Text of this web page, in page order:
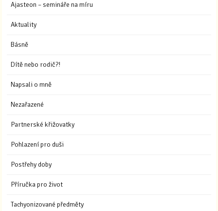
Ajasteon – semináře na míru
Aktuality
Básně
Dítě nebo rodič?!
Napsali o mně
Nezařazené
Partnerské křižovatky
Pohlazení pro duši
Postřehy doby
Příručka pro život
Tachyonizované předměty